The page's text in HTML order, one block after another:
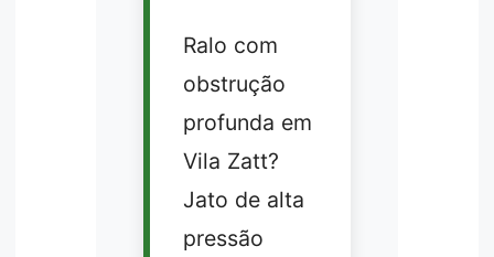
Ralo com
obstrução
profunda em
Vila Zatt?
Jato de alta
pressão